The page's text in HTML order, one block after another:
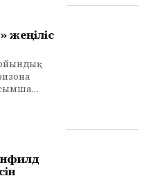
жеңіліс